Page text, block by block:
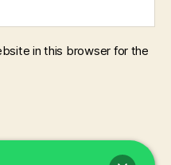
in this browser for the